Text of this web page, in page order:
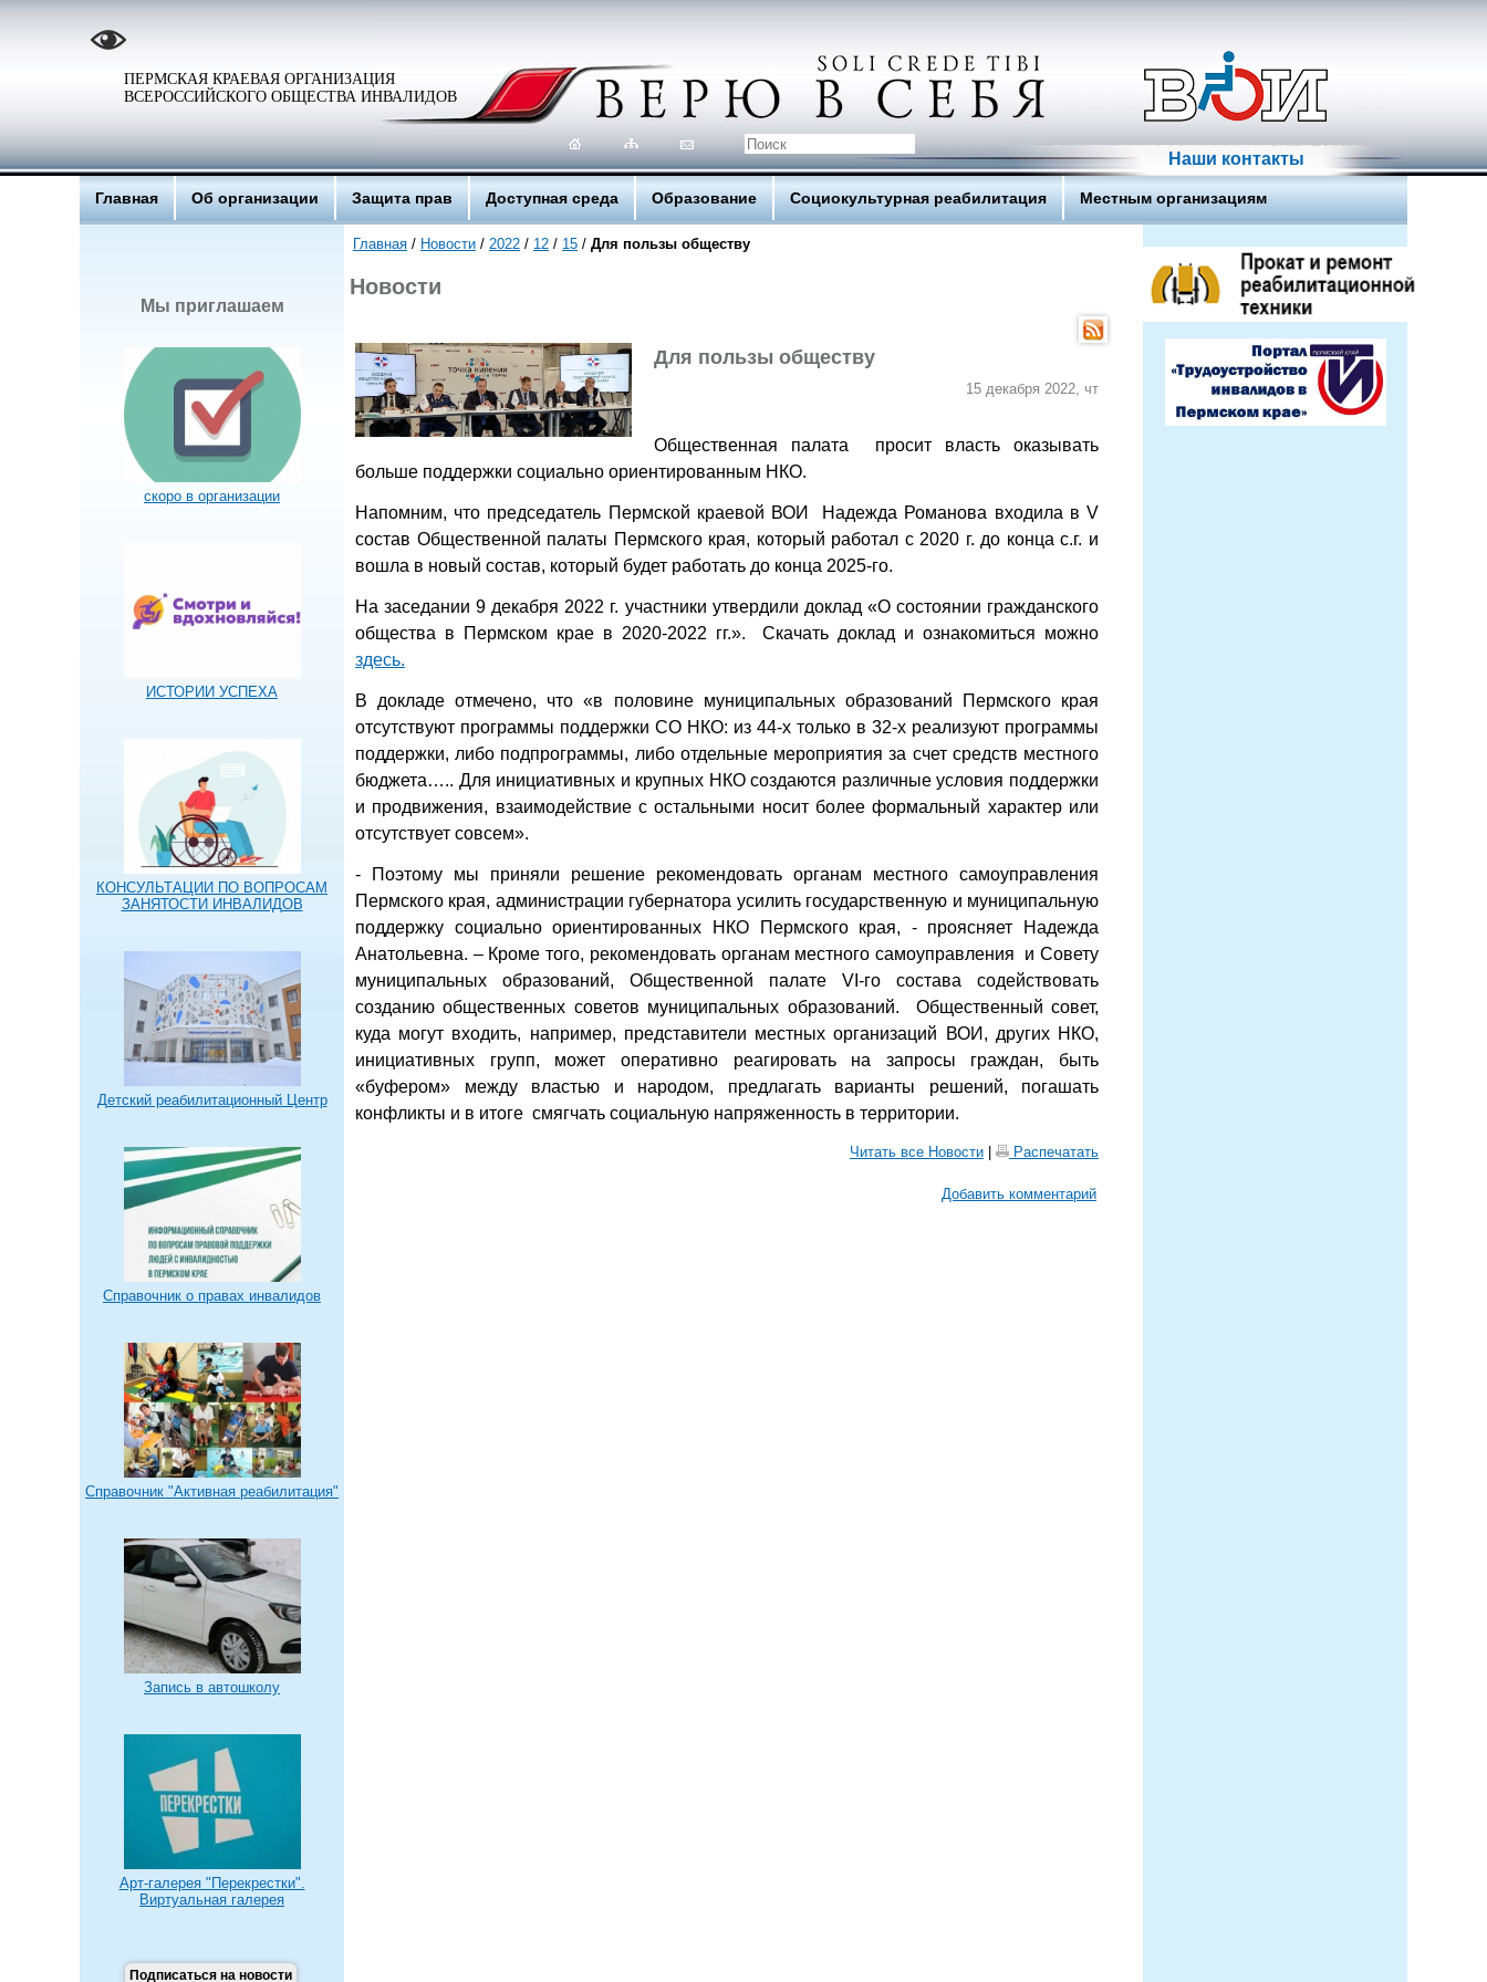
ПЕРМСКАЯ КРАЕВАЯ ОРГАНИЗАЦИЯ
ВСЕРОССИЙСКОГО ОБЩЕСТВА ИНВАЛИДОВ
Наши контакты
Главная Об организации Защита прав Доступная среда Образование Социокультурная реабилитация Местным организациям
Мы приглашаем
скоро в организации
ИСТОРИИ УСПЕХА
КОНСУЛЬТАЦИИ ПО ВОПРОСАМ
ЗАНЯТОСТИ ИНВАЛИДОВ
Детский реабилитационный Центр
Справочник о правах инвалидов
Справочник "Активная реабилитация"
Запись в автошколу
Арт-галерея "Перекрестки".
Виртуальная галерея
Подписаться на новости
Главная / Новости / 2022 / 12 / 15 / Для пользы обществу
Новости
Для пользы обществу
15 декабря 2022, чт
Общественная палата просит власть оказывать
больше поддержки социально ориентированным НКО.
Напомним, что председатель Пермской краевой ВОИ Надежда Романова входила в V
состав Общественной палаты Пермского края, который работал с 2020 г. до конца с.г. и
вошла в новый состав, который будет работать до конца 2025-го.
На заседании 9 декабря 2022 г. участники утвердили доклад «О состоянии гражданского
общества в Пермском крае в 2020-2022 гг.». Скачать доклад и ознакомиться можно
здесь.
В докладе отмечено, что «в половине муниципальных образований Пермского края
отсутствуют программы поддержки СО НКО: из 44-х только в 32-х реализуют программы
поддержки, либо подпрограммы, либо отдельные мероприятия за счет средств местного
бюджета….. Для инициативных и крупных НКО создаются различные условия поддержки
и продвижения, взаимодействие с остальными носит более формальный характер или
отсутствует совсем».
- Поэтому мы приняли решение рекомендовать органам местного самоуправления
Пермского края, администрации губернатора усилить государственную и муниципальную
поддержку социально ориентированных НКО Пермского края, - проясняет Надежда
Анатольевна. – Кроме того, рекомендовать органам местного самоуправления и Совету
муниципальных образований, Общественной палате VI-го состава содействовать
созданию общественных советов муниципальных образований. Общественный совет,
куда могут входить, например, представители местных организаций ВОИ, других НКО,
инициативных групп, может оперативно реагировать на запросы граждан, быть
«буфером» между властью и народом, предлагать варианты решений, погашать
конфликты и в итоге смягчать социальную напряженность в территории.
Читать все Новости Распечатать
Добавить комментарий